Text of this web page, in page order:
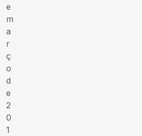
e
m
a
r
ç
o
d
e
2
0
1